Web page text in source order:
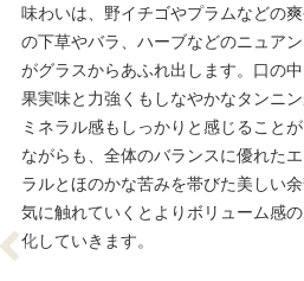
味わいは、野イチゴやプラムなどの
の下草やバラ、ハーブなどのニュア
がグラスからあふれ出します。口の
果実味と力強くもしなやかなタンニ
ミネラル感もしっかりと感じること
ながらも、全体のバランスに優れた
ラルとほのかな苦みを帯びた美しい
気に触れていくとよりボリューム感
化していきます。